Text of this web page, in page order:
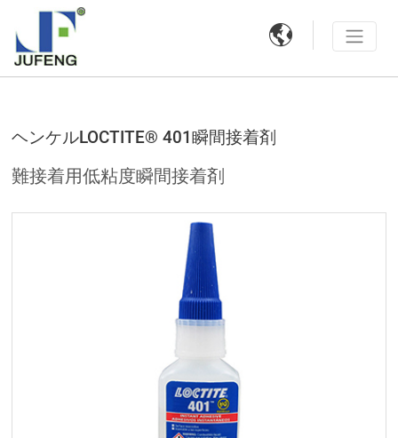

ヘンケルLOCTITE® 401瞬間接着剤
難接着用低粘度瞬間接着剤